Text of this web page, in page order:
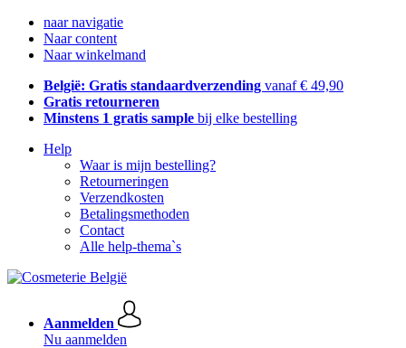
naar navigatie
Naar content
Naar winkelmand
België: Gratis standaardverzending vanaf € 49,90
Gratis retourneren
Minstens 1 gratis sample bij elke bestelling
Help
Waar is mijn bestelling?
Retourneringen
Verzendkosten
Betalingsmethoden
Contact
Alle help-thema`s
Aanmelden
Nu aanmelden